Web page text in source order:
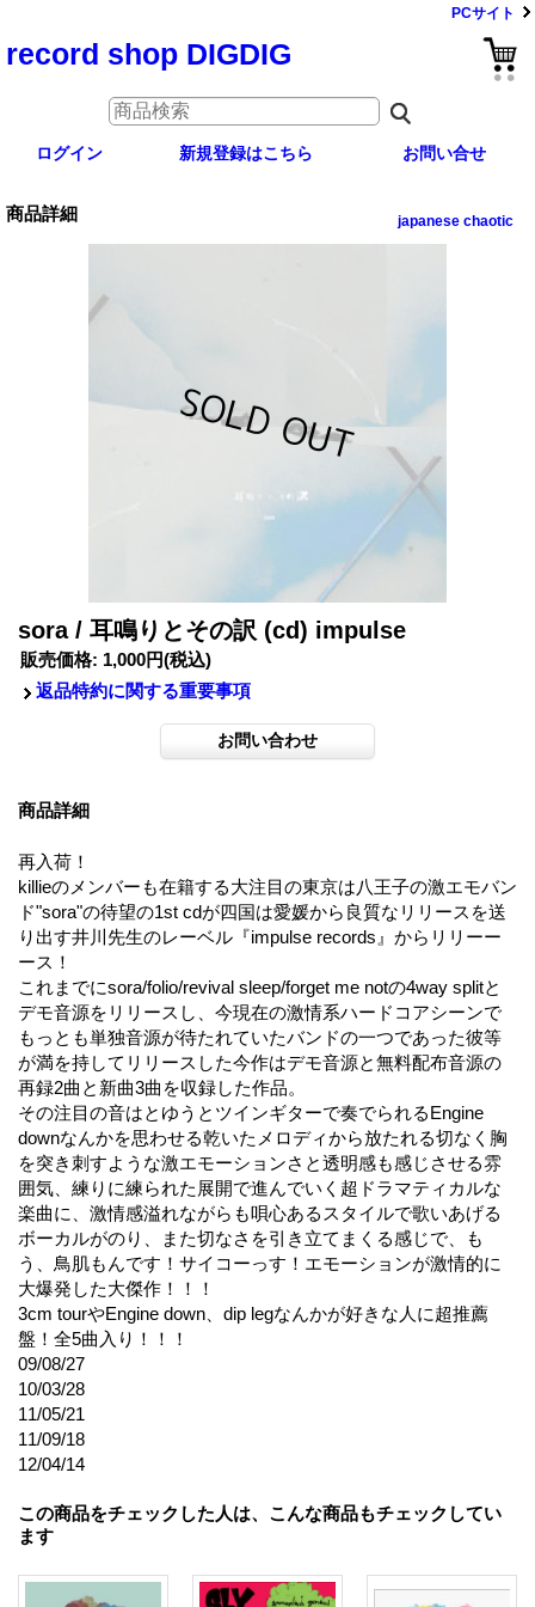
PCサイト
record shop DIGDIG
ログイン 新規登録はこちら お問い合せ
商品詳細 japanese chaotic
sora / 耳鳴りとその訳 (cd) impulse
販売価格: 1,000円(税込)
返品特約に関する重要事項
商品詳細
再入荷！
killieのメンバーも在籍する大注目の東京は八王子の激エモバン
ド"sora"の待望の1st cdが四国は愛媛から良質なリリースを送
り出す井川先生のレーベル『impulse records』からリリーー
ース！
これまでにsora/folio/revival sleep/forget me notの4way splitと
デモ音源をリリースし、今現在の激情系ハードコアシーンで
もっとも単独音源が待たれていたバンドの一つであった彼等
が満を持してリリースした今作はデモ音源と無料配布音源の
再録2曲と新曲3曲を収録した作品。
その注目の音はとゆうとツインギターで奏でられるEngine
downなんかを思わせる乾いたメロディから放たれる切なく胸
を突き刺すような激エモーションさと透明感も感じさせる雰
囲気、練りに練られた展開で進んでいく超ドラマティカルな
楽曲に、激情感溢れながらも唄心あるスタイルで歌いあげる
ボーカルがのり、また切なさを引き立てまくる感じで、も
う、鳥肌もんです！サイコーっす！エモーションが激情的に
大爆発した大傑作！！！
3cm tourやEngine down、dip legなんかが好きな人に超推薦
盤！全5曲入り！！！
09/08/27
10/03/28
11/05/21
11/09/18
12/04/14
この商品をチェックした人は、こんな商品もチェックしてい
ます